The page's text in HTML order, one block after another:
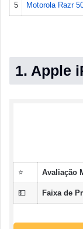
5 Motorola Razr
1. Apple
⭐ Avaliação
💵 Faixa de